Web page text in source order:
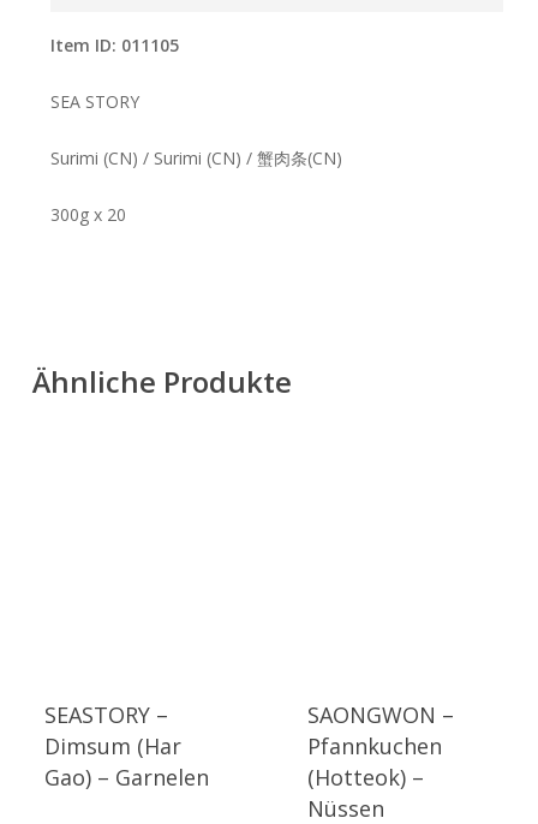
Item ID: 011105
SEA STORY
Surimi (CN) / Surimi (CN) / 蟹肉条(CN)
300g x 20
Ähnliche Produkte
SEASTORY –
Dimsum (Har
Gao) – Garnelen
SAONGWON –
Pfannkuchen
(Hotteok) –
Nüssen